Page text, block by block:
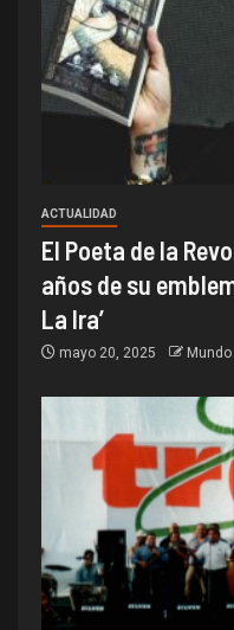
ACTUALIDAD
El Poeta de la
años de su
La Ira’
mayo 20, 2025